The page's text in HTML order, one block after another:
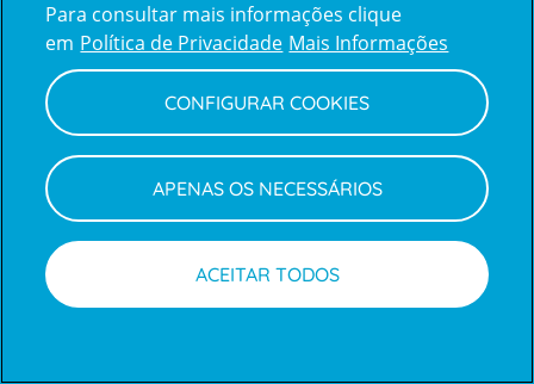
Centro de Apoio ao Cliente | Política de Privacidade e Cookies
Para consultar mais informações clique
em Política de Privacidade Mais Informações
CONFIGURAR COOKIES
APENAS OS NECESSÁRIOS
ACEITAR TODOS